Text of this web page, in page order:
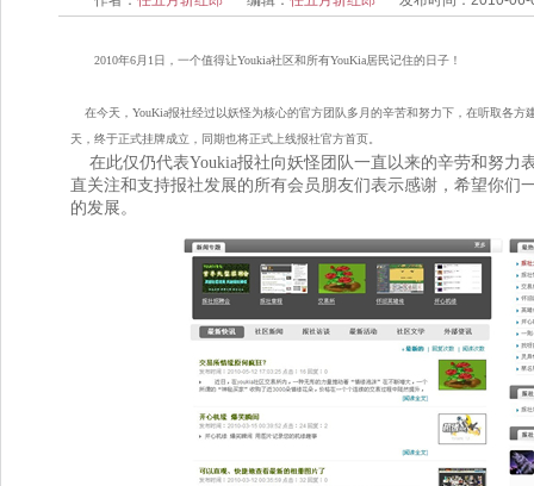
2010年6月1日，一个值得让Youkia社区和所有YouKia居民记住的日子！
在今天，YouKia报社经过以妖怪为核心的官方团队多月的辛苦和努力下，在听取各方
天，终于正式挂牌成立，同期也将正式上线报社官方首页。
在此仅仍代表Youkia报社向妖怪团队一直以来的辛劳和努力
直关注和支持报社发展的所有会员朋友们表示感谢，希望你们
的发展。